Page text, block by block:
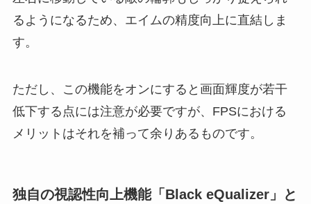
るようになるため、エイムの精度向上に直結しま
す。
ただし、この機能をオンにすると画面輝度が若干
低下する点には注意が必要ですが、FPSにおける
メリットはそれを補って余りあるものです。
独自の視認性向上機能「Black eQualizer」と